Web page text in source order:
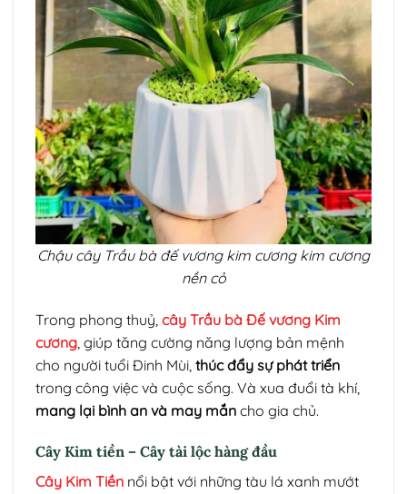
Chậu cây Trầu bà đế vương kim cương kim cương
nền cỏ
Trong phong thuỷ, cây Trầu bà Đế vương Kim
cương , giúp tăng cường năng lượng bản mệnh
cho người tuổi Đinh Mùi, thúc đẩy sự phát triển
trong công việc và cuộc sống. Và xua đuổi tà khí,
mang lại bình an và may mắn cho gia chủ.
Cây Kim tiền – Cây tài lộc hàng đầu
Cây Kim Tiền nổi bật với những tàu lá xanh mướt